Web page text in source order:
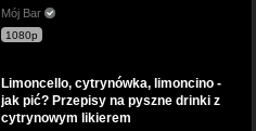
Mój Bar
1080p
Limoncello, cytrynówka, limoncino -
jak pić? Przepisy na pyszne drinki z
cytrynowym likierem